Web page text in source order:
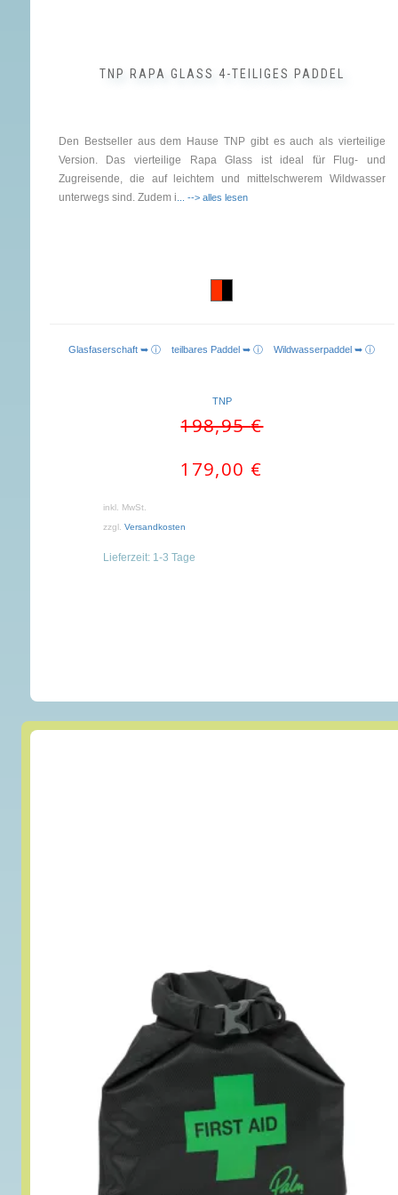
TNP RAPA GLASS 4-TEILIGES PADDEL
Den Bestseller aus dem Hause TNP gibt es auch als vierteilige
Version. Das vierteilige Rapa Glass ist ideal für Flug- und
Zugreisende, die auf leichtem und mittelschwerem Wildwasser
unterwegs sind. Zudem i ... --> alles lesen
Glasfaserschaft ➥ ⓘteilbares Paddel ➥ ⓘWildwasserpaddel ➥ ⓘ
TNP
198,95€
179,00 €
inkl. MwSt.
zzgl. Versandkosten
Lieferzeit: 1-3 Tage